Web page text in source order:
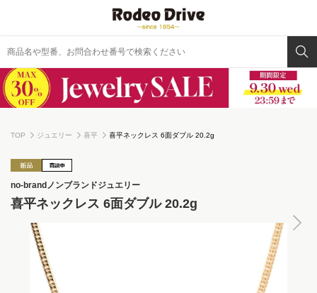
TOP ジュエリー 喜平 喜平ネックレス 6面ダブル 20.2g
no-brand ノンブランドジュエリー
喜平ネックレス 6面ダブル 20.2g